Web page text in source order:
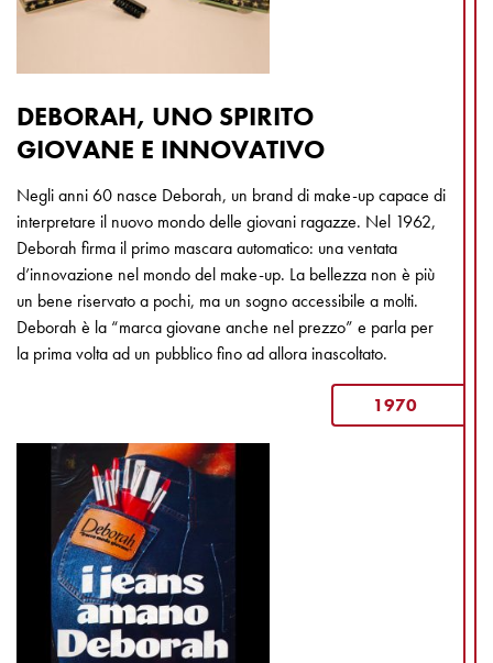
DEBORAH, UNO SPIRITO
GIOVANE E INNOVATIVO
Negli anni 60 nasce Deborah, un brand di make-up capace di
interpretare il nuovo mondo delle giovani ragazze. Nel 1962,
Deborah firma il primo mascara automatico: una ventata
d’innovazione nel mondo del make-up. La bellezza non è più
un bene riservato a pochi, ma un sogno accessibile a molti.
Deborah è la “marca giovane anche nel prezzo” e parla per
la prima volta ad un pubblico fino ad allora inascoltato.
1970